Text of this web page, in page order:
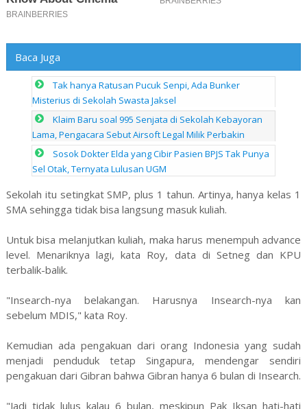
Baca Juga
Tak hanya Ratusan Pucuk Senpi, Ada Bunker
Misterius di Sekolah Swasta Jaksel
Klaim Baru soal 995 Senjata di Sekolah Kebayoran
Lama, Pengacara Sebut Airsoft Legal Milik Perbakin
Sosok Dokter Elda yang Cibir Pasien BPJS Tak Punya
Sel Otak, Ternyata Lulusan UGM
Sekolah itu setingkat SMP, plus 1 tahun. Artinya, hanya kelas 1
SMA sehingga tidak bisa langsung masuk kuliah.
Untuk bisa melanjutkan kuliah, maka harus menempuh advance
level. Menariknya lagi, kata Roy, data di Setneg dan KPU
terbalik-balik.
"Insearch-nya belakangan. Harusnya Insearch-nya kan
sebelum MDIS," kata Roy.
Kemudian ada pengakuan dari orang Indonesia yang sudah
menjadi penduduk tetap Singapura, mendengar sendiri
pengakuan dari Gibran bahwa Gibran hanya 6 bulan di Insearch.
"Jadi tidak lulus kalau 6 bulan, meskipun Pak Iksan hati-hati